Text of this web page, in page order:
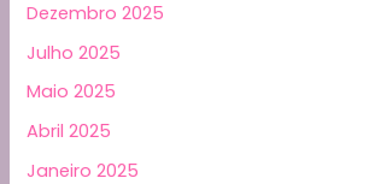
Dezembro 2025
Julho 2025
Maio 2025
Abril 2025
Janeiro 2025